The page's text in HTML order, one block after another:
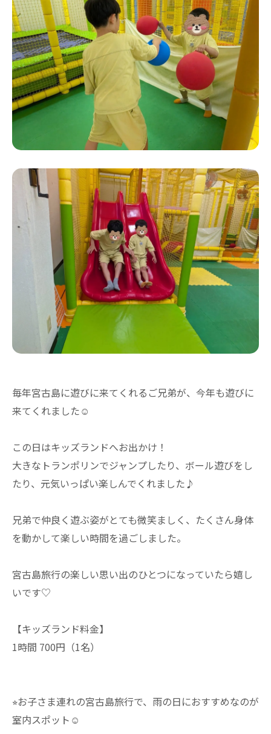
毎年宮古島に遊びに来てくれるご兄弟が、今年も遊びに
来てくれました☺︎
この日はキッズランドへお出かけ！
大きなトランポリンでジャンプしたり、ボール遊びをし
たり、元気いっぱい楽しんでくれました♪
兄弟で仲良く遊ぶ姿がとても微笑ましく、たくさん身体
を動かして楽しい時間を過ごしました。
宮古島旅行の楽しい思い出のひとつになっていたら嬉し
いです♡
【キッズランド料金】
1時間 700円（1名）
⭐︎お子さま連れの宮古島旅行で、雨の日におすすめなのが
室内スポット☺︎